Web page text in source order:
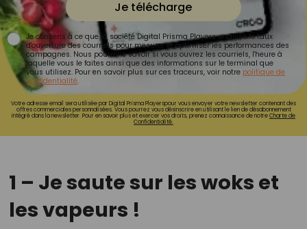
Je télécharge
Je consens à ce que la société Digital Prisma Players analyse le taux
d'ouverture des courriels pour mesurer et optimiser les performances des
campagnes. Nous pourrons savoir si vous ouvrez les courriels, l'heure à
laquelle vous le faites ainsi que des informations sur le terminal que
vous utilisez. Pour en savoir plus sur ces traceurs, voir notre politique de
confidentialité.
Votre adresse email sera utilisée par Digital Prisma Playerspour vous envoyer votre newsletter contenant des
offres commerciales personnalisées. Vous pourrez vous désinscrire en utilisant le lien de désabonnement
intégré dans la newsletter. Pour en savoir plus et exercer vos droits, prenez connaissance de notreCharte de
Confidentialité.
1 – Je saute sur les woks et
les vapeurs !